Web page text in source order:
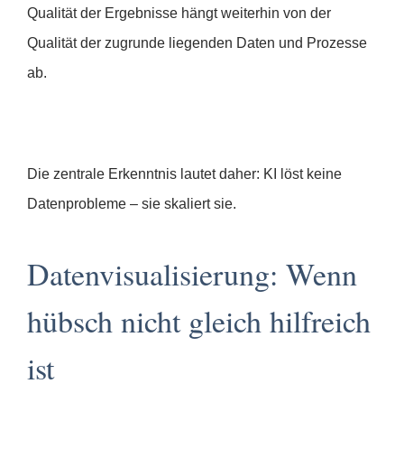
Qualität der Ergebnisse hängt weiterhin von der
Qualität der zugrunde liegenden Daten und Prozesse
ab.
Die zentrale Erkenntnis lautet daher: KI löst keine
Datenprobleme – sie skaliert sie.
Datenvisualisierung: Wenn
hübsch nicht gleich hilfreich
ist